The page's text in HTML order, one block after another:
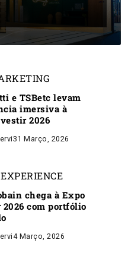
e TSBetc levam
imersiva à
2026
31 Março, 2026
chega à Expo
2026 com portfólio
4 Março, 2026